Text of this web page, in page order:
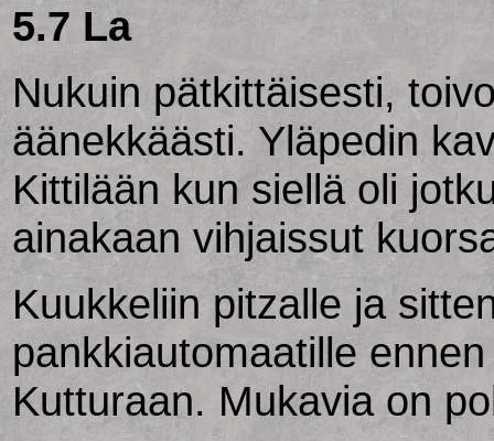
5.7 La
Nukuin pätkittäisesti,
äänekkäästi. Yläpedin
Kittilään kun siellä oli
ainakaan vihjaissut
Kuukkeliin pitzalle ja
pankkiautomaatille
Kutturaan. Mukavia on